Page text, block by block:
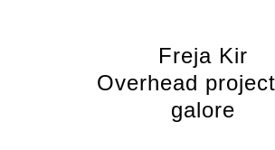
Freja Kir
Overhead
galore